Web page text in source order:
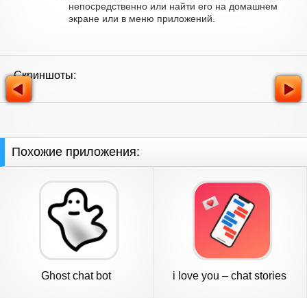
непосредственно или найти его на домашнем
экране или в меню приложений.
Скриншоты:
Похожие приложения:
Ghost chat bot i love you – chat stories